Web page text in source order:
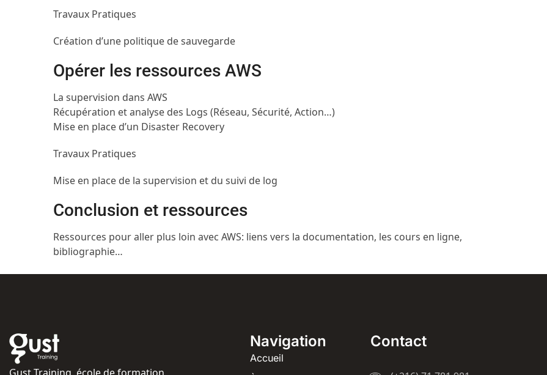
Travaux Pratiques
Création d’une politique de sauvegarde
Opérer les ressources AWS
La supervision dans AWS
Récupération et analyse des Logs (Réseau, Sécurité, Action…)
Mise en place d’un Disaster Recovery
Travaux Pratiques
Mise en place de la supervision et du suivi de log
Conclusion et ressources
Ressources pour aller plus loin avec AWS: liens vers la documentation, les cours en ligne,
bibliographie…
Navigation
Accueil
Contact